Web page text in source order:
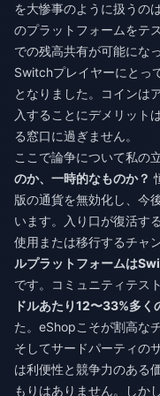
を大惨事のように扱うの
のプラットフォームをテ
での残高共有が可能にな
Switchプレイヤーにとっ
となりました。コインは
入することにデメリット
る窓口に過ぎません。
ここで論争について私の
のか、一時的なものか？
版の通貨を無効化し、今
います。入り口が復活す
使用または移行するチャ
ルプラットフォームは
です。コミュニティテス
ドルあたり12〜33%多く
た。eShopこそが割高な
そしてサードパーティの
は利便性と競争力のある
もりはありません。しか